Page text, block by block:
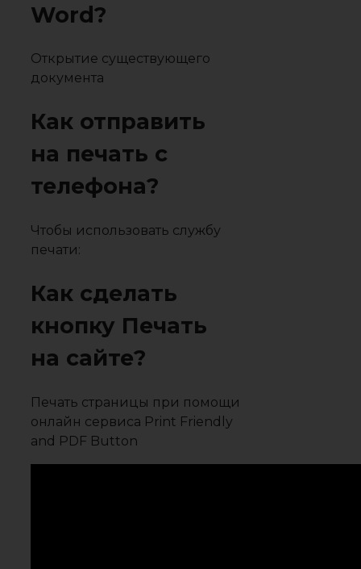
Word?
Открытие существующего
документа
Как отправить
на печать с
телефона?
Чтобы использовать службу
печати:
Как сделать
кнопку Печать
на сайте?
Печать страницы при помощи
онлайн сервиса Print Friendly
and PDF Button